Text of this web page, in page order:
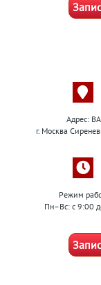
Адрес:
г. Москва
Режим
Пн–Вс: с 9:00